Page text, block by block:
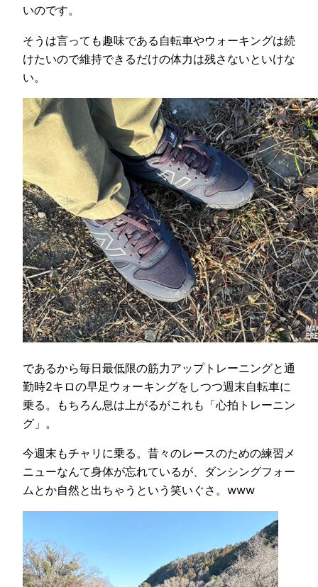
いのです。
そうは言っても趣味である自転車やウォーキングは続
けたいので維持できるだけの体力は残さないといけな
い。
であるから毎日最低限の筋力アップトレーニングと通
勤時2キロの早足ウォーキングをしつつ週末自転車に
乗る。もちろん息は上がるがこれも「心拍トレーニン
グ」。
今週末もチャリに乗る。昔々のレースのための練習メ
ニューなんて身体が忘れているが、ダンシングフォー
ムとか自然と出ちゃうという笑いぐさ。www